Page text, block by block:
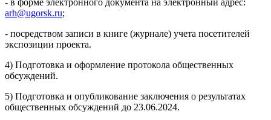
arh@ugorsk.ru;
- посредством записи в книге (журнале) учета посетителей
экспозиции проекта.
4) Подготовка и оформление протокола общественных
обсуждений.
5) Подготовка и опубликование заключения о результатах
общественных обсуждений до 23.06.2024.